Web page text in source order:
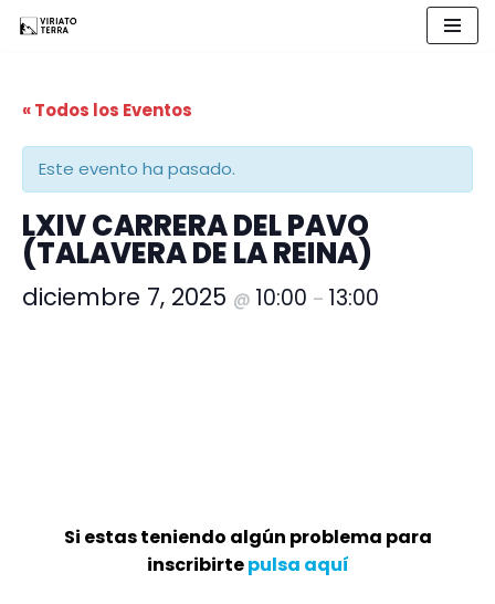
contenido
« Todos los Eventos
Este evento ha pasado.
LXIV CARRERA DEL PAVO
(TALAVERA DE LA REINA)
diciembre 7, 2025 @ 10:00 – 13:00
Si estas teniendo algún problema para
inscribirtepulsa aquí